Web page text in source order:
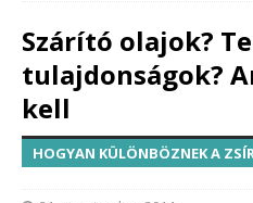
Szárító olajok?
tulajdonságok?
kell
HOGYAN KÜLÖNBÖZNEK A